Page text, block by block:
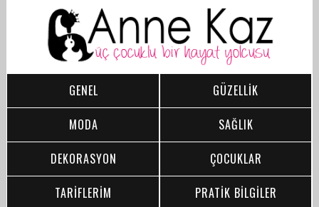
GENEL
GÜZELLİK
MODA
SAĞLIK
DEKORASYON
ÇOCUKLAR
TARİFLERİM
PRATİK BİLGİLER